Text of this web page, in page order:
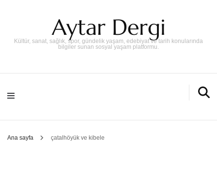
Aytar Dergi
Kültür, sanat, sağlık, spor, gündelik yaşam, edebiyat ve tarih konularında
bilgiler sunan sosyal yaşam platformu.
Ana sayfa çatalhöyük ve kibele